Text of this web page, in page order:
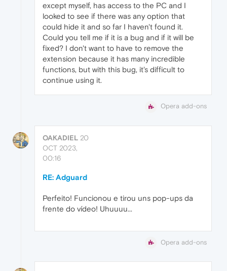
except myself, has access to the PC and I
looked to see if there was any option that
could hide it and so far I haven't found it.
Could you tell me if it is a bug and if it will be
fixed? I don't want to have to remove the
extension because it has many incredible
functions, but with this bug, it's difficult to
continue using it.
Opera add-ons
OAKADIEL 20
OCT 2023,
00:16
RE: Adguard
Perfeito! Funcionou e tirou uns pop-ups da
frente do vídeo! Uhuuuu...
Opera add-ons